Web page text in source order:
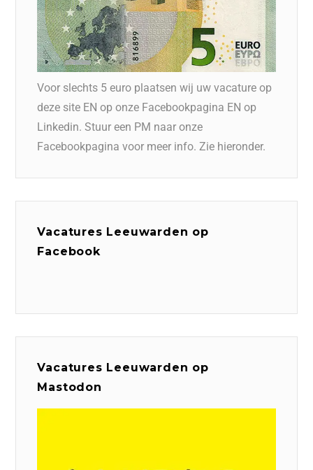
Voor slechts 5 euro plaatsen wij uw vacature op
deze site EN op onze Facebookpagina EN op
Linkedin. Stuur een PM naar onze
Facebookpagina voor meer info. Zie hieronder.
Vacatures Leeuwarden op
Facebook
Vacatures Leeuwarden op
Mastodon